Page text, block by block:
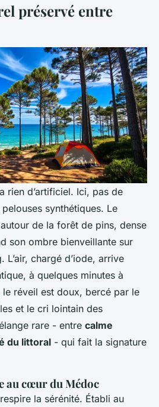
préservé entre
rien d’artificiel. Ici, pas de
synthétiques. Le
de la forêt de pins, dense
son ombre bienveillante sur
L’air, chargé d’iode, arrive
à quelques minutes à
le réveil est doux, bercé par le
et le cri lointain des
rare - entre calme
du littoral - qui fait la signature
au cœur du Médoc
la sérénité. Établi au